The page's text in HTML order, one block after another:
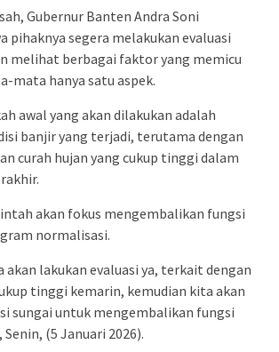
Gubernur Banten Andra Soni
pihaknya segera melakukan evaluasi
melihat berbagai faktor yang memicu
mata hanya satu aspek.
awal yang akan dilakukan adalah
banjir yang terjadi, terutama dengan
curah hujan yang cukup tinggi dalam
akan fokus mengembalikan fungsi
normalisasi.
akan lakukan evaluasi ya, terkait dengan
tinggi kemarin, kemudian kita akan
sungai untuk mengembalikan fungsi
Senin, (5 Januari 2026).